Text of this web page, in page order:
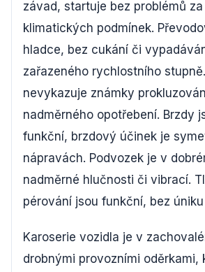
závad, startuje bez problémů
klimatických podmínek.
hladce, bez cukání či
zařazeného rychlostního
nevykazuje známky
nadměrného opotřebení. Brzdy
funkční, brzdový účinek je
nápravách. Podvozek je v
nadměrné hlučnosti či vibrací.
pérování jsou funkční, bez
Karoserie vozidla je v
drobnými provozními oděrkami,